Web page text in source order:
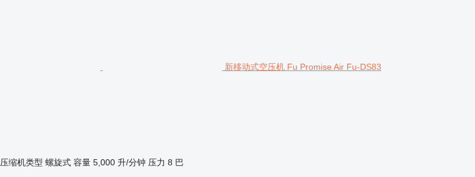
新移动式空压机 Fu Promise Air Fu-DS83
压缩机类型 螺旋式 容量 5,000 升/分钟 压力 8 巴